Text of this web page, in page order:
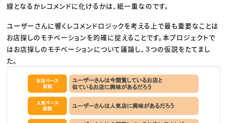
線となるかレコメンドに化けるかは、紙一重なのです。
ユーザーさんに響くレコメンドロジックを考える上で最も重要なことは
お店探しのモチベーションを的確に捉えることです。本プロジェクトで
はお店探しのモチベーションについて議論し、３つの仮説をたてまし
た。